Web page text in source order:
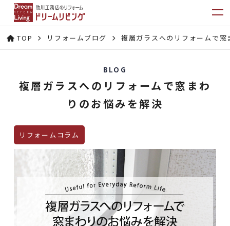
TOP リフォームブログ 複層ガラスへのリフォームで
BLOG
複層ガラスへのリフォームで窓まわ
りのお悩みを解決
リフォームコラム